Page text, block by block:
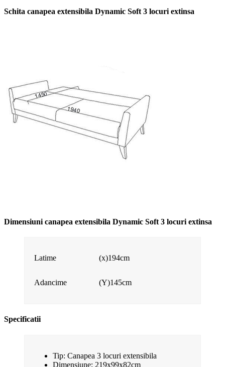
Schita canapea extensibila Dynamic Soft 3 locuri extinsa
Dimensiuni canapea extensibila Dynamic Soft 3 locuri extinsa
Latime (x)194cm
Adancime (Y)145cm
Specificatii
Tip: Canapea 3 locuri extensibila
Dimensiune: 219x99x82cm